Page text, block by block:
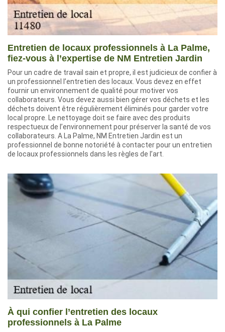
Entretien de locaux professionnels à La Palme,
fiez-vous à l’expertise de NM Entretien Jardin
Pour un cadre de travail sain et propre, il est judicieux de confier à
un professionnel l’entretien des locaux. Vous devez en effet
fournir un environnement de qualité pour motiver vos
collaborateurs. Vous devez aussi bien gérer vos déchets et les
déchets doivent être régulièrement éliminés pour garder votre
local propre. Le nettoyage doit se faire avec des produits
respectueux de l’environnement pour préserver la santé de vos
collaborateurs. A La Palme, NM Entretien Jardin est un
professionnel de bonne notoriété à contacter pour un entretien
de locaux professionnels dans les règles de l’art.
À qui confier l’entretien des locaux
professionnels à La Palme